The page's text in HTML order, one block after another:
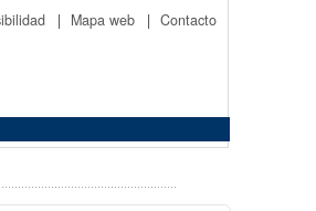
| Mapa web | Contacto